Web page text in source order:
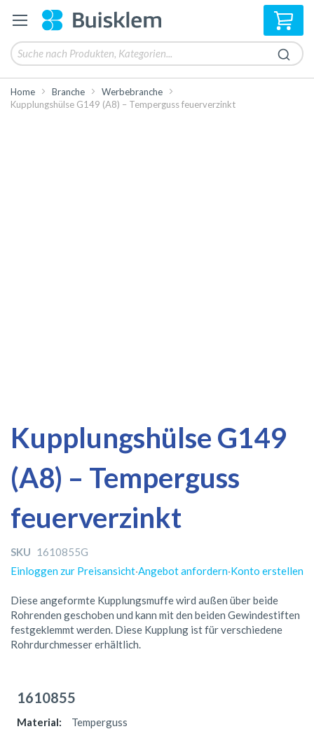
Home Branche
Werbebranche
Kupplungshülse G149 (A8) – Temperguss feuerverzinkt
Kupplungshülse G149
(A8) – Temperguss
feuerverzinkt
SKU 1610855G
Einloggen zur Preisansicht·Angebot anfordern·Konto erstellen
Diese angeformte Kupplungsmuffe wird außen über beide
Rohrenden geschoben und kann mit den beiden Gewindestiften
festgeklemmt werden. Diese Kupplung ist für verschiedene
Rohrdurchmesser erhältlich.
Ende
Bildergalerie
springen
Anfang
Bildergalerie
springen
Artikel
1610855
Temperguss